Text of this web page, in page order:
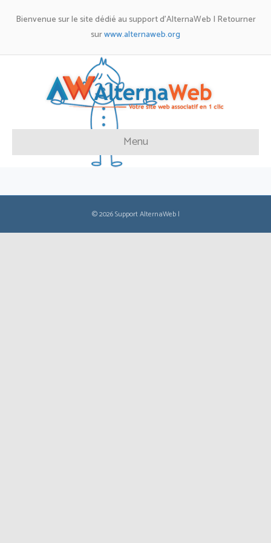
Bienvenue sur le site dédié au support d'AlternaWeb | Retourner
surwww.alternaweb.org
Menu
© 2026 Support AlternaWeb |